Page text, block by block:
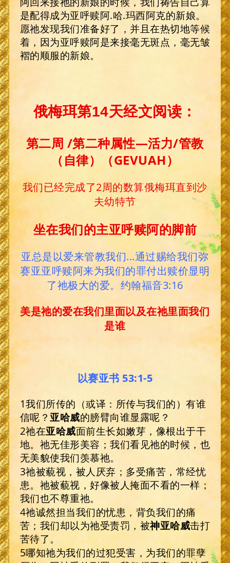
是配得成为亚呼赎阿.哈.玛西阿克的新娘。
愿祂发现我们准备好了，并且在热切地等候
着，因为亚呼赎阿是来接毫无斑点，毫无皱
褶的顺服的新娘。
俄梅珥第14天经文阅读：
第二周 /第二种属性—活力/管教
（自律）（GEVUAH）
我们已经完成了2周的数算俄梅珥直到沙
夫幼特节
坐在我们的主亚呼赎阿的脚前
亚总是以爱来管教我们...通过赐给我们弥
赛亚亚呼赎阿来为我们的罪付出赎价显明
了祂极大的爱。约翰福音3:16
美是祂的爱在我们里面以及在祂里面我们
是谁
以赛亚书 53:1-5
1我们所传的（或译：所传与我们的）有谁
信呢？ 亚哈威的膀臂向谁显露呢？
2祂在亚哈威面前生长如嫩芽，像根出于干
地。祂无佳形美容；我们看见祂的时候，也
无美貌使我们羡慕祂。
3祂被藐视，被人厌弃；多受痛苦，常经忧
患。祂被藐视，好像被人掩面不看的一样；
我们也不尊重祂。
4祂诚然担当我们的忧患，背负我们的痛
苦；我们却以为祂受责罚，被神亚哈威击打
苦待了。
5哪知祂为我们的过犯受害，为我们的罪孽